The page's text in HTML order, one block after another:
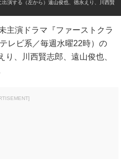
出演する（左から）遠山俊也、徳永えり、川西賢
主演ドラマ『ファーストクラ
レビ系／毎週水曜22時）の
、川西賢志郎、遠山俊也、